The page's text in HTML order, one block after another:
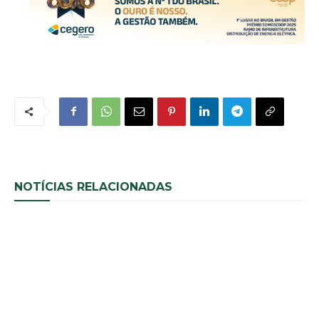
NOTÍCIAS RELACIONADAS